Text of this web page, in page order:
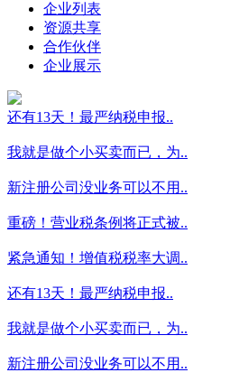
企业列表
资源共享
合作伙伴
企业展示
还有13天！最严纳税申报..
我就是做个小买卖而已，为..
新注册公司没业务可以不用..
重磅！营业税条例将正式被..
紧急通知！增值税税率大调..
还有13天！最严纳税申报..
我就是做个小买卖而已，为..
新注册公司没业务可以不用..